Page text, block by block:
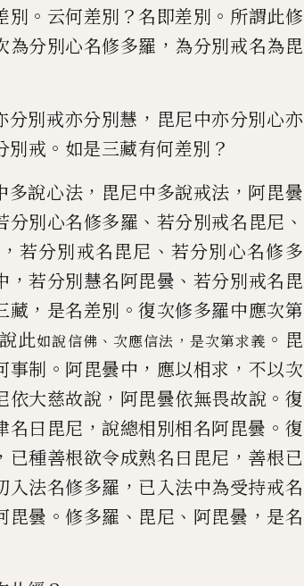
別 。 云何差別 ？名即差別 。 所謂此修
為分別心名修多羅 ， 為分別戒名為毘
分別戒亦分別慧 ， 毘尼中亦分別心亦
別戒 。 如是三藏有何差別 ？
多說心法 ， 毘尼中多說戒法 ， 阿毘曇
分別心名修多羅 、 若分別戒名毘尼 、
， 若分別戒名毘尼 、 若分別心名修多
，若分別慧名阿毘曇 、 若分別戒名毘
藏 ， 是名差別 。復次修多羅中應次第
此如說信佛 、 次應信法 ， 是次第求義 。 毘
事制 。 阿毘曇中 ， 應以相求 ， 不以次
依大慈故說 ， 阿毘曇依無畏故說 。 復
名曰毘尼 ，說總相別相名阿毘曇 。 復
， 已種善根欲令成熟名曰毘尼 ， 善根已
入法名修多羅 ， 已入法中為受持戒名
毘曇 。修多羅 、 毘尼 、 阿毘曇 ， 是名